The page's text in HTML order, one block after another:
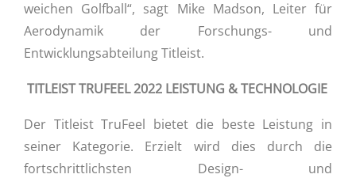
weichen Golfball“, sagt Mike Madson, Leiter für
Aerodynamik der Forschungs- und
Entwicklungsabteilung Titleist.
TITLEIST TRUFEEL 2022 LEISTUNG & TECHNOLOGIE
Der Titleist TruFeel bietet die beste Leistung in
seiner Kategorie. Erzielt wird dies durch die
fortschrittlichsten Design- und